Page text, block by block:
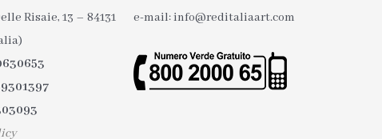
Risaie, 13 – 84131
e-mail: info@reditaliaart.com